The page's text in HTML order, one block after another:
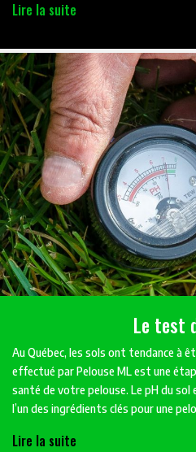
Lire la suite
Le test
Au Québec, les sols ont tendance à
effectué par Pelouse ML est une
santé de votre pelouse. Le pH du
l’un des ingrédients clés pour une
Lire la suite